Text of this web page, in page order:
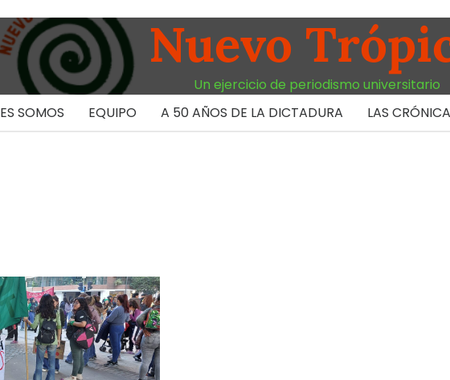
Nuevo
Un ejercicio de periodismo universitario
SOMOS EQUIPO A 50 AÑOS DE LA DICTADURA LAS